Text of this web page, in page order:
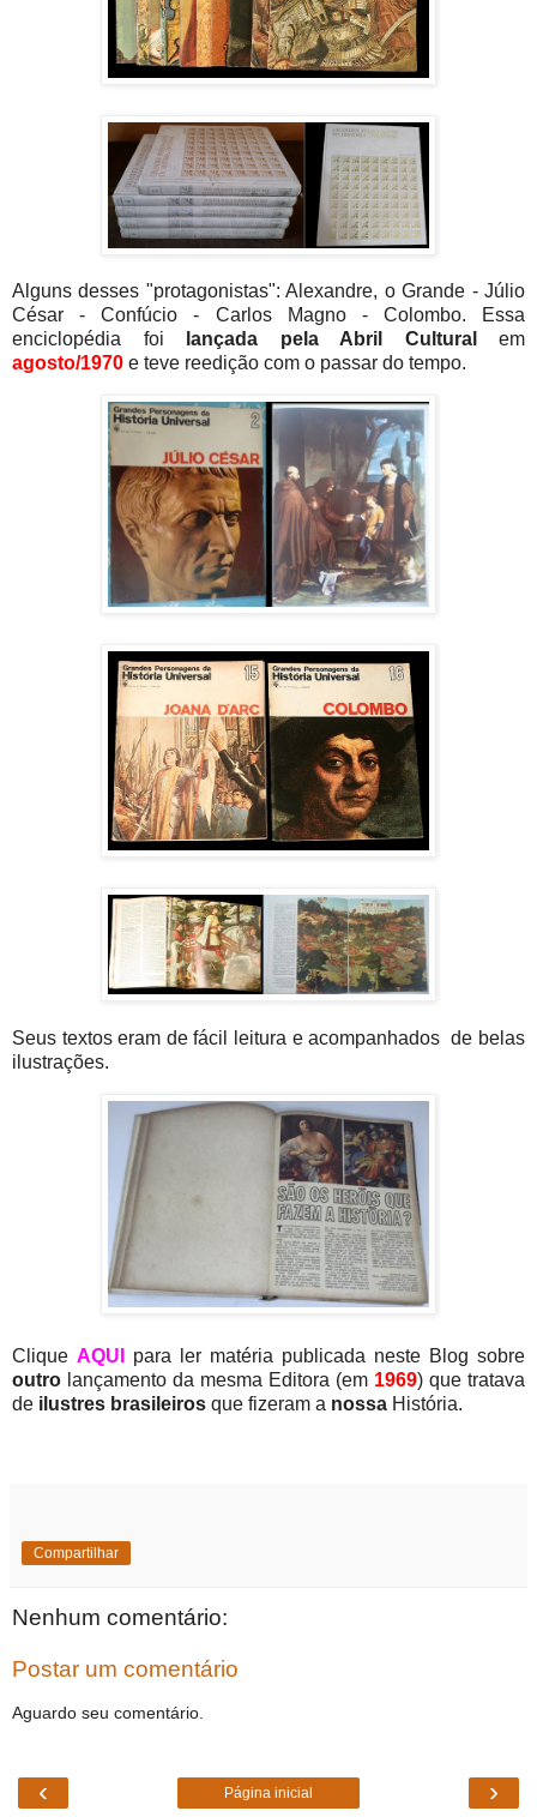
Alguns desses "protagonistas": Alexandre, o Grande - Júlio
César - Confúcio - Carlos Magno - Colombo. Essa
enciclopédia foi
lançada pela Abril Cultural em
agosto/1970 e teve reedição com o passar do tempo.
Seus textos eram de fácil leitura e acompanhados de belas
ilustrações.
Clique AQUI
para ler matéria publicada neste Blog sobre
outro lançamento da mesma Editora (em 1969) que tratava
de ilustres brasileiros que fizeram a nossa História.
Compartilhar
Nenhum comentário:
Postar um comentário
Aguardo seu comentário.
‹ ›
Página inicial